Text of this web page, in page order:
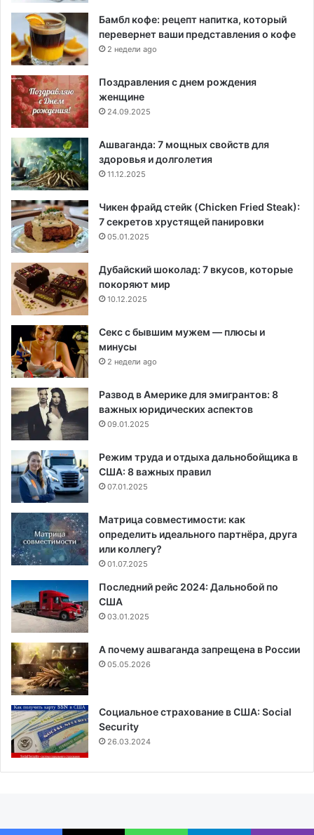
Бамбл кофе: рецепт напитка, который
перевернет ваши представления о кофе
2 недели ago
Поздравления с днем рождения
женщине
24.09.2025
Ашваганда: 7 мощных свойств для
здоровья и долголетия
11.12.2025
Чикен фрайд стейк (Chicken Fried Steak):
7 секретов хрустящей панировки
05.01.2025
Дубайский шоколад: 7 вкусов, которые
покоряют мир
10.12.2025
Секс с бывшим мужем — плюсы и
минусы
2 недели ago
Развод в Америке для эмигрантов: 8
важных юридических аспектов
09.01.2025
Режим труда и отдыха дальнобойщика в
США: 8 важных правил
07.01.2025
Матрица совместимости: как
определить идеального партнёра, друга
или коллегу?
01.07.2025
Последний рейс 2024: Дальнобой по
США
03.01.2025
А почему ашваганда запрещена в России
05.05.2026
Социальное страхование в США: Social
Security
26.03.2024